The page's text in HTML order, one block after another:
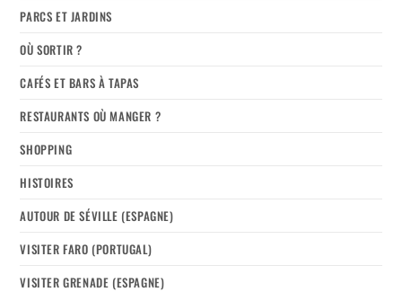
PARCS ET JARDINS
OÙ SORTIR ?
CAFÉS ET BARS À TAPAS
RESTAURANTS OÙ MANGER ?
SHOPPING
HISTOIRES
AUTOUR DE SÉVILLE (ESPAGNE)
VISITER FARO (PORTUGAL)
VISITER GRENADE (ESPAGNE)